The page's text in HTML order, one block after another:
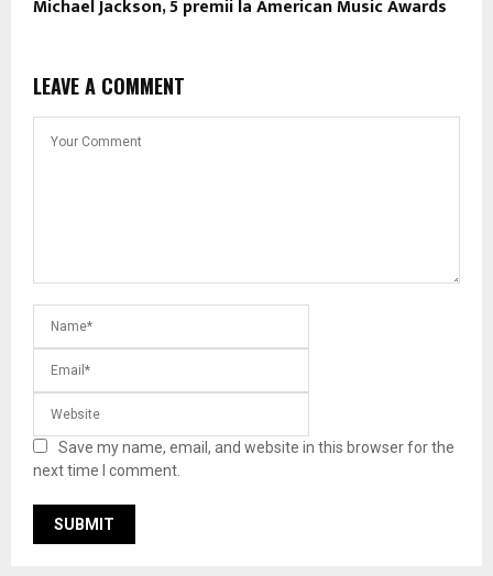
Michael Jackson, 5 premii la American Music Awards
LEAVE A COMMENT
Save my name, email, and website in this browser for the
next time I comment.